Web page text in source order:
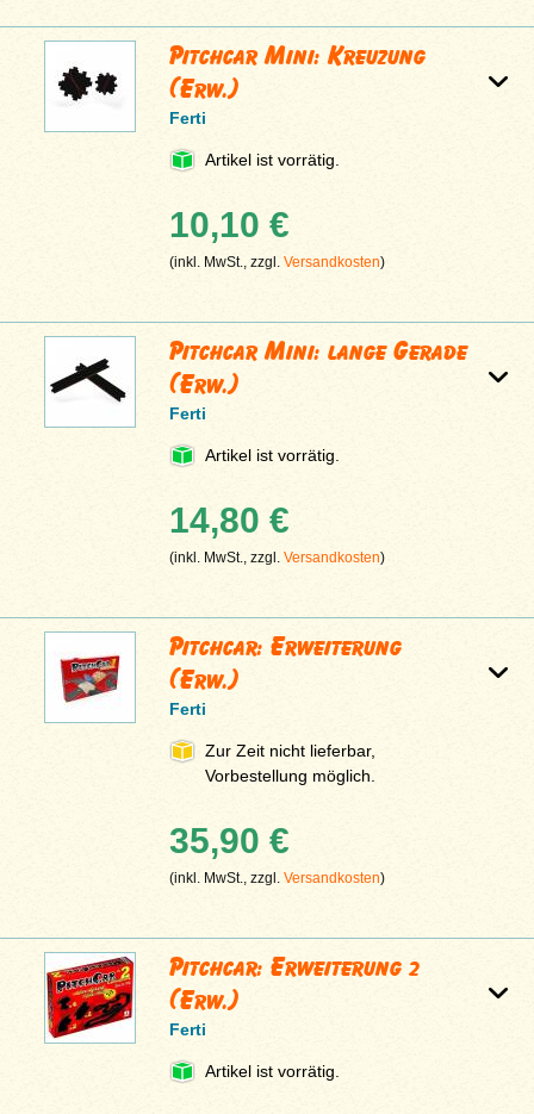
Pitchcar Mini: Kreuzung
(Erw.)
Ferti
Artikel ist vorrätig.
10,10 €
(inkl. MwSt., zzgl.Versandkosten)
Pitchcar Mini: lange Gerade
(Erw.)
Ferti
Artikel ist vorrätig.
14,80 €
(inkl. MwSt., zzgl.Versandkosten)
Pitchcar: Erweiterung
(Erw.)
Ferti
Zur Zeit nicht lieferbar,
Vorbestellung möglich.
35,90 €
(inkl. MwSt., zzgl.Versandkosten)
Pitchcar: Erweiterung 2
(Erw.)
Ferti
Artikel ist vorrätig.